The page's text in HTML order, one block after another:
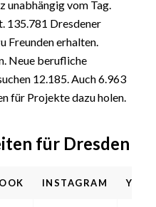
unabhängig vom Tag.
135.781 Dresdener
Freunden erhalten.
Neue berufliche
12.185. Auch 6.963
für Projekte dazu holen.
für Dresden
INSTAGRAM